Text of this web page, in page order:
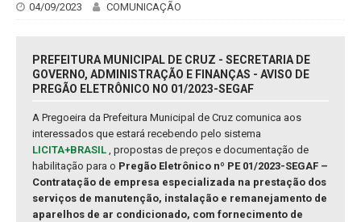
04/09/2023 COMUNICAÇÃO
PREFEITURA MUNICIPAL DE CRUZ - SECRETARIA DE
GOVERNO, ADMINISTRAÇÃO E FINANÇAS - AVISO DE
PREGÃO ELETRÔNICO NO 01/2023-SEGAF
A Pregoeira da Prefeitura Municipal de Cruz comunica aos
interessados que estará recebendo pelo sistema
LICITA+BRASIL , propostas de preços e documentação de
habilitação para o Pregão Eletrônico nº PE 01/2023-SEGAF –
Contratação de empresa especializada na prestação dos
serviços de manutenção, instalação e remanejamento de
aparelhos de ar condicionado, com fornecimento de